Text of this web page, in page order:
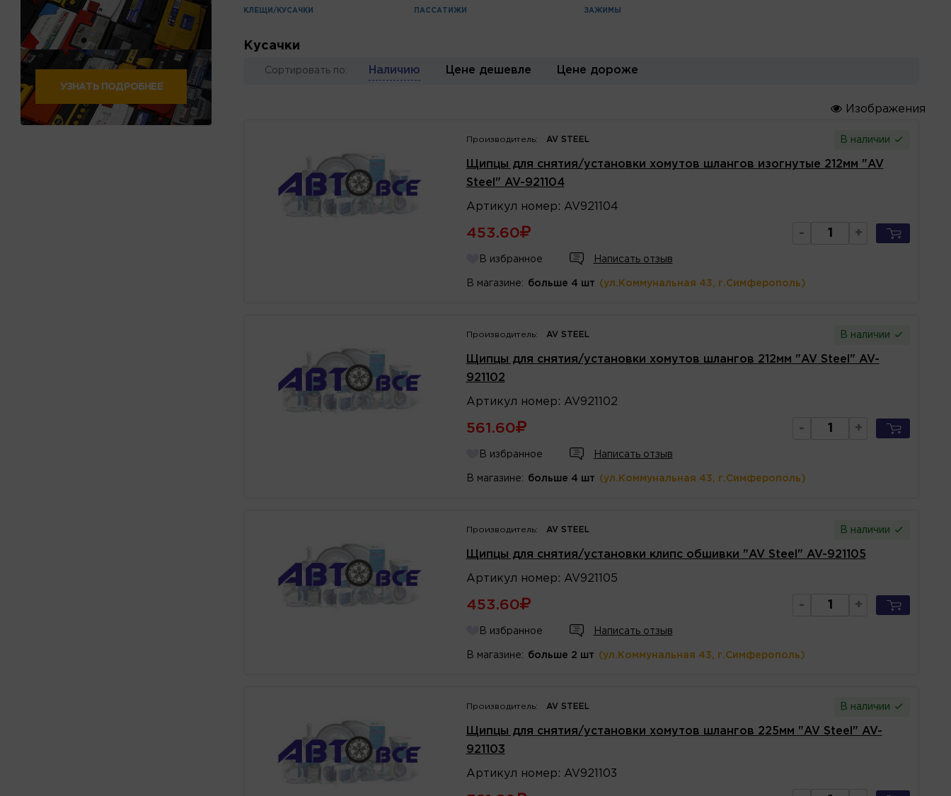
УЗНАТЬ ПОДРОБНЕЕ
КЛЕЩИ/КУСАЧКИ ПАССАТИЖИ ЗАЖИМЫ
Кусачки
Сортировать по: Наличию Цене дешевле Цене дороже
Изображения
Производитель: AV STEEL В наличии
Щипцы для снятия/установки хомутов шлангов изогнутые 212мм "AV
Steel" AV-921104
Артикул номер : AV921104
453.60 - +
В избранное Написать отзыв
В магазине: больше 4 шт (ул.Коммунальная 43, г.Симферополь)
Производитель: AV STEEL В наличии
Щипцы для снятия/установки хомутов шлангов 212мм "AV Steel" AV-
921102
Артикул номер : AV921102
561.60 - +
В избранное Написать отзыв
В магазине: больше 4 шт (ул.Коммунальная 43, г.Симферополь)
Производитель: AV STEEL В наличии
Щипцы для снятия/установки клипс обшивки "AV Steel" AV-921105
Артикул номер : AV921105
453.60 - +
В избранное Написать отзыв
В магазине: больше 2 шт (ул.Коммунальная 43, г.Симферополь)
Производитель: AV STEEL В наличии
Щипцы для снятия/установки хомутов шлангов 225мм "AV Steel" AV-
921103
Артикул номер : AV921103